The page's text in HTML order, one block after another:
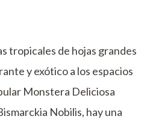
tropicales de hojas grandes
y exótico a los espacios
Monstera Deliciosa
Nobilis, hay una